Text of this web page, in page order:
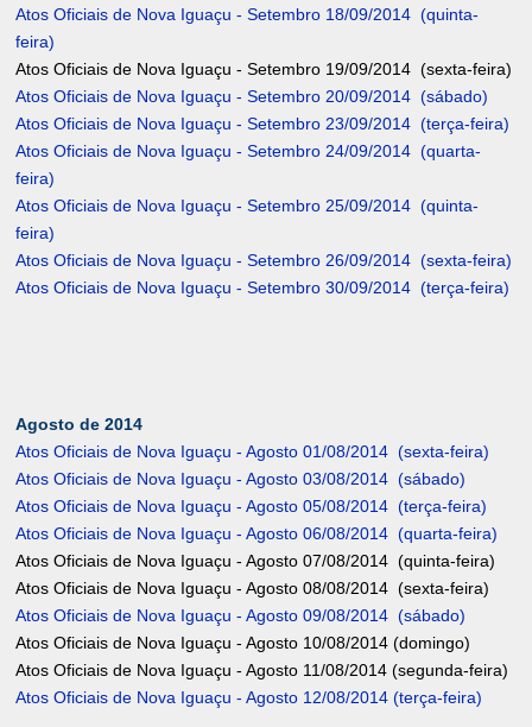
Atos Oficiais de Nova Iguaçu - Setembro 18/09/2014 (quinta-
feira)
Atos Oficiais de Nova Iguaçu - Setembro 19/09/2014 (sexta-feira)
Atos Oficiais de Nova Iguaçu - Setembro 20/09/2014 (sábado)
Atos Oficiais de Nova Iguaçu - Setembro 23/09/2014 (terça-feira)
Atos Oficiais de Nova Iguaçu - Setembro 24/09/2014 (quarta-
feira)
Atos Oficiais de Nova Iguaçu - Setembro 25/09/2014 (quinta-
feira)
Atos Oficiais de Nova Iguaçu - Setembro 26/09/2014 (sexta-feira)
Atos Oficiais de Nova Iguaçu - Setembro 30/09/2014 (terça-feira)
Agosto de 2014
Atos Oficiais de Nova Iguaçu - Agosto 01/08/2014 (sexta-feira)
Atos Oficiais de Nova Iguaçu - Agosto 03/08/2014 (sábado)
Atos Oficiais de Nova Iguaçu - Agosto 05/08/2014 (terça-feira)
Atos Oficiais de Nova Iguaçu - Agosto 06/08/2014 (quarta-feira)
Atos Oficiais de Nova Iguaçu - Agosto 07/08/2014 (quinta-feira)
Atos Oficiais de Nova Iguaçu - Agosto 08/08/2014 (sexta-feira)
Atos Oficiais de Nova Iguaçu - Agosto 09/08/2014 (sábado)
Atos Oficiais de Nova Iguaçu - Agosto 10/08/2014 (domingo)
Atos Oficiais de Nova Iguaçu - Agosto 11/08/2014 (segunda-feira)
Atos Oficiais de Nova Iguaçu - Agosto 12/08/2014 (terça-feira)